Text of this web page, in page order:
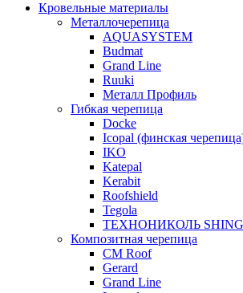
Кровельные материалы
Металлочерепица
AQUASYSTEM
Budmat
Grand Line
Ruuki
Металл Профиль
Гибкая черепица
Docke
Icopal (финская
IKO
Katepal
Kerabit
Roofshield
Tegola
ТЕХНОНИКОЛЬ
Композитная черепица
CM Roof
Gerard
Grand Line